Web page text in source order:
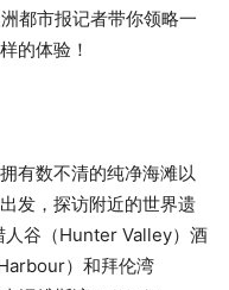
都市报记者带你领略一
的体验！
有数不清的纯净海滩以
发，探访附近的世界遗
谷（Hunter Valley）酒
）和拜伦湾